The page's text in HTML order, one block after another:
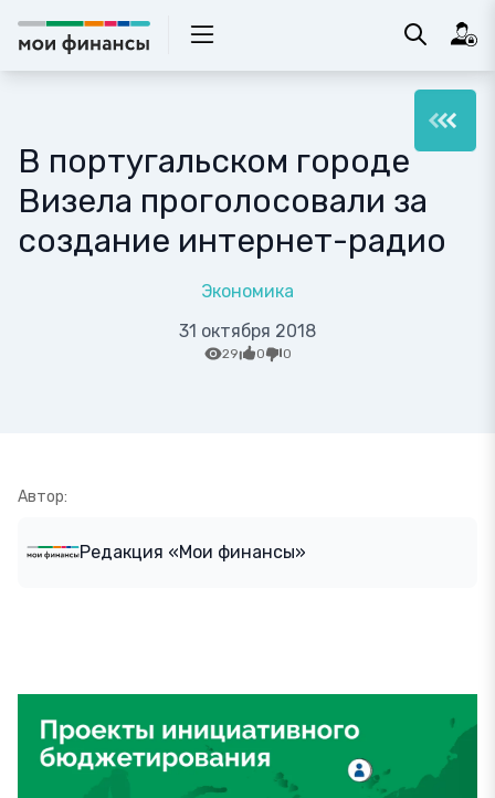
В португальском городе
Визела проголосовали за
создание интернет-радио
Экономика
31 октября 2018
29 0 0
Автор:
Редакция «Мои финансы»